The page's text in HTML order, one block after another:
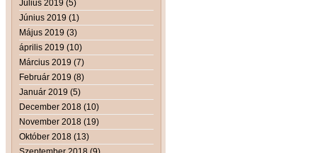
Július 2019 (5)
Június 2019 (1)
Május 2019 (3)
április 2019 (10)
Március 2019 (7)
Február 2019 (8)
Január 2019 (5)
December 2018 (10)
November 2018 (19)
Október 2018 (13)